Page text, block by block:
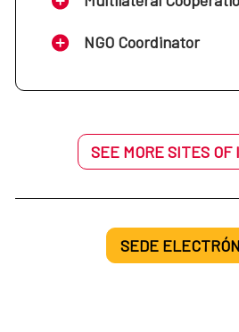
NGO Coordinator
SEE MORE SITES
SEDE